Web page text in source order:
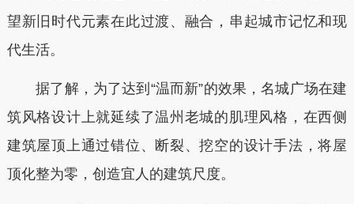
望新旧时代元素在此过渡、融合，串起城市记忆和现
代生活。
据了解，为了达到“温而新”的效果，名城广场在建
筑风格设计上就延续了温州老城的肌理风格，在西侧
建筑屋顶上通过错位、断裂、挖空的设计手法，将屋
顶化整为零，创造宜人的建筑尺度。